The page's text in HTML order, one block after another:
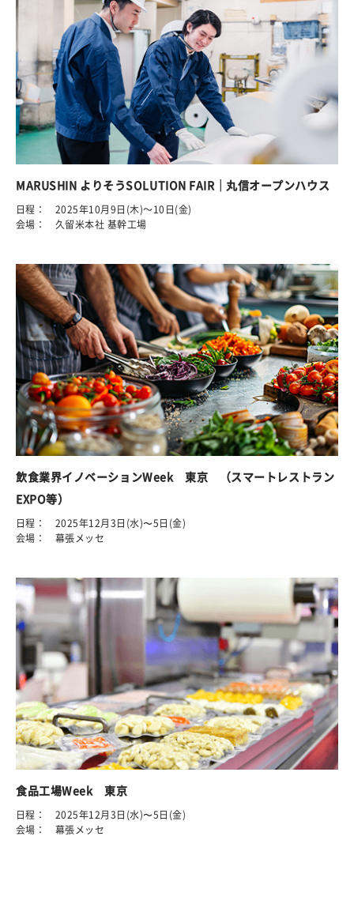
MARUSHIN よりそうSOLUTION FAIR｜丸信オープンハウス
日程： 2025年10月9日(木)～10日(金)
会場： 久留米本社 基幹工場
飲食業界イノベーションWeek 東京 （スマートレストラン
EXPO等）
日程： 2025年12月3日(水)〜5日(金)
会場： 幕張メッセ
食品工場Week 東京
日程： 2025年12月3日(水)〜5日(金)
会場： 幕張メッセ